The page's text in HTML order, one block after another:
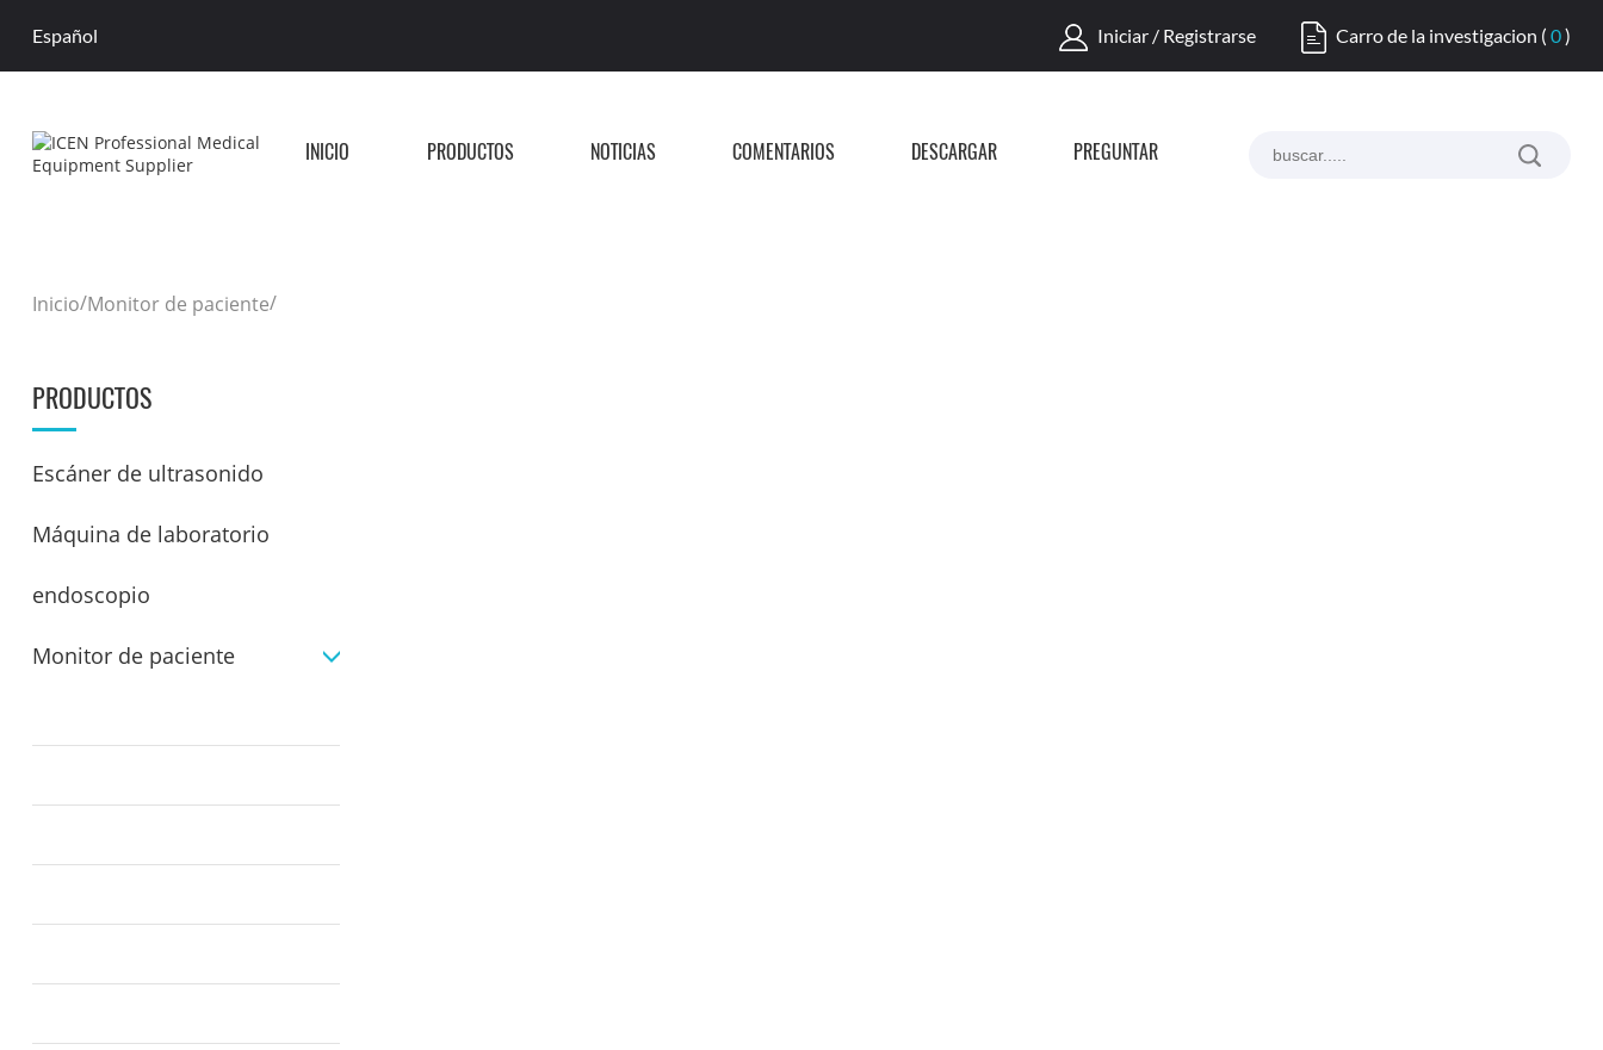
Español Iniciar / Registrarse Carro de la investigacion (0)
INICIO PRODUCTOS NOTICIAS COMENTARIOS DESCARGAR PREGUNTAR
Inicio/Monitor de paciente/
PRODUCTOS
Escáner de ultrasonido
Máquina de laboratorio
endoscopio
Monitor de paciente